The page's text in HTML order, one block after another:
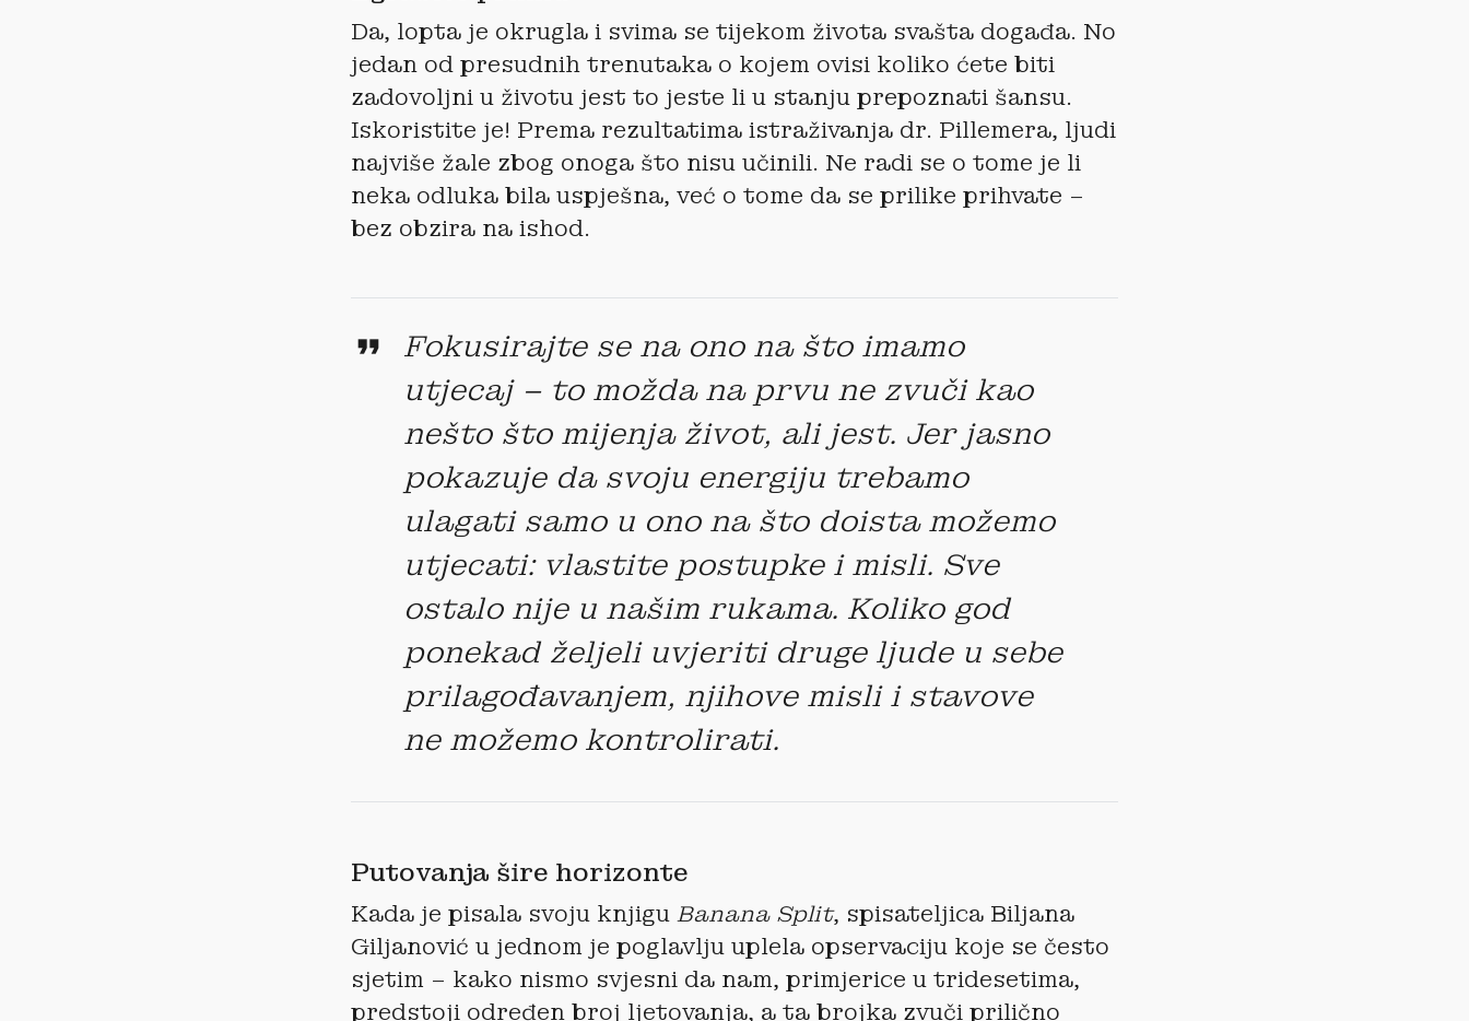
Da, lopta je okrugla i svima se tijekom života svašta događa. No
jedan od presudnih trenutaka o kojem ovisi koliko ćete biti
zadovoljni u životu jest to jeste li u stanju prepoznati šansu.
Iskoristite je! Prema rezultatima istraživanja dr. Pillemera, ljudi
najviše žale zbog onoga što nisu učinili. Ne radi se o tome je li
neka odluka bila uspješna, već o tome da se prilike prihvate –
bez obzira na ishod.
Fokusirajte se na ono na što imamo
utjecaj – to možda na prvu ne zvuči kao
nešto što mijenja život, ali jest. Jer jasno
pokazuje da svoju energiju trebamo
ulagati samo u ono na što doista možemo
utjecati: vlastite postupke i misli. Sve
ostalo nije u našim rukama. Koliko god
ponekad željeli uvjeriti druge ljude u sebe
prilagođavanjem, njihove misli i stavove
ne možemo kontrolirati.
Putovanja šire horizonte
Kada je pisala svoju knjigu Banana Split, spisateljica Biljana
Giljanović u jednom je poglavlju uplela opservaciju koje se često
sjetim – kako nismo svjesni da nam, primjerice u tridesetima,
predstoji određen broj ljetovanja, a ta brojka zvuči prilično